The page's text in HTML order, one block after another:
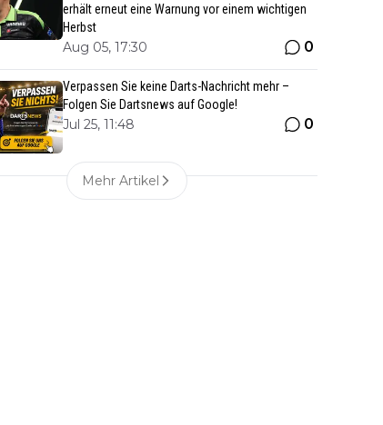
erhält erneut eine Warnung vor einem wichtigen
Herbst
Aug 05, 17:30 0
Verpassen Sie keine Darts-Nachricht mehr –
Folgen Sie Dartsnews auf Google!
Jul 25, 11:48 0
Mehr Artikel